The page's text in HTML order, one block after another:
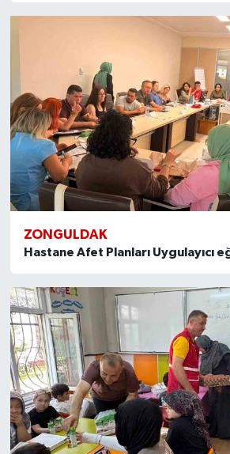
ZONGULDAK
Hastane Afet Planları Uygulayıcı